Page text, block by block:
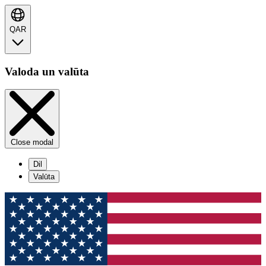
QAR
Valoda un valūta
Close modal
Dil
Valūta